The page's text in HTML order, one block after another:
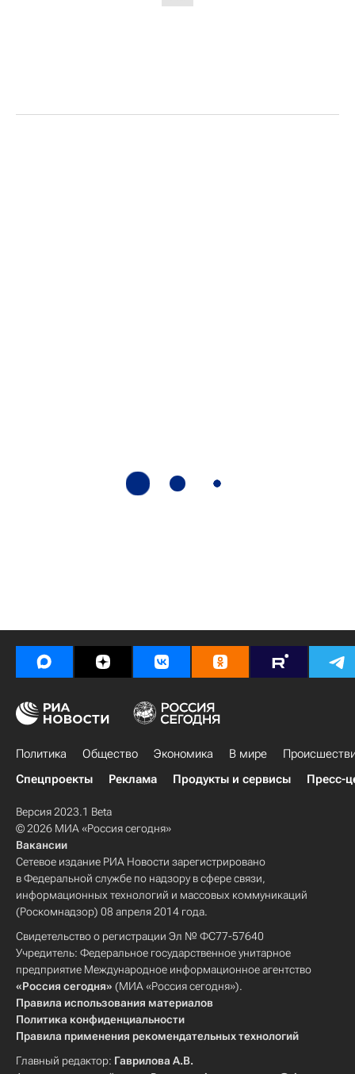
Политика Общество Экономика В мире
Спецпроекты
Реклама Продукты и сервисы Пресс-
Версия 2023.1 Beta
© 2026 МИА «Россия сегодня»
Вакансии
Сетевое издание РИА Новости зарегистрировано
в Федеральной службе по надзору в сфере связи,
информационных технологий и массовых коммуникаций
(Роскомнадзор) 08 апреля 2014 года.
Свидетельство о регистрации Эл № ФС77-57640
Учредитель: Федеральное государственное унитарное
предприятие Международное информационное агентство
«Россия сегодня» (МИА «Россия сегодня»).
Правила использования материалов
Политика конфиденциальности
Правила применения рекомендательных технологий
Главный редактор: Гаврилова А.В.